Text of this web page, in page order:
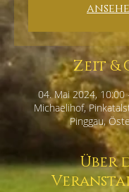
Zeit &
04. Mai 2024, 10:00
Michaelihof,
Pinggau,
Über